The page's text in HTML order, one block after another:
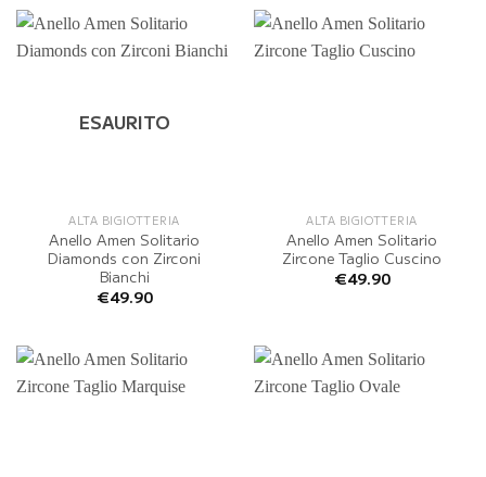
ESAURITO
ALTA BIGIOTTERIA
Anello Amen Solitario
Diamonds con Zirconi
Bianchi
€49.90
ALTA BIGIOTTERIA
Anello Amen Solitario
Zircone Taglio Cuscino
€49.90